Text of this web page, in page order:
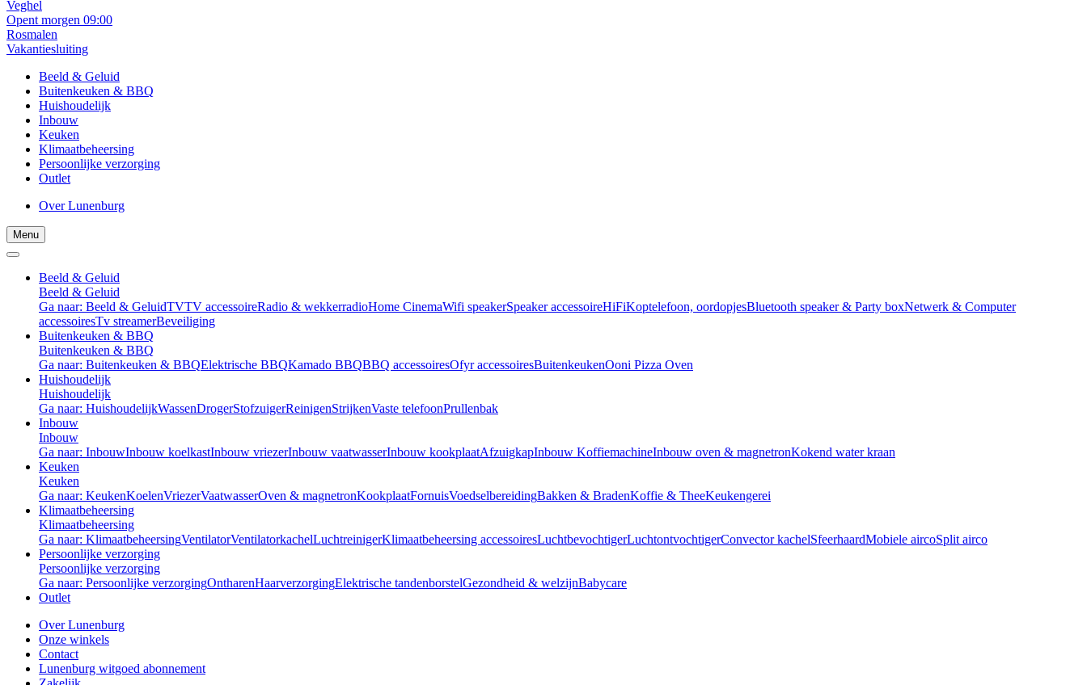
Veghel
Opent morgen 09:00
Rosmalen
Vakantiesluiting
Beeld & Geluid
Buitenkeuken & BBQ
Huishoudelijk
Inbouw
Keuken
Klimaatbeheersing
Persoonlijke verzorging
Outlet
Over Lunenburg
Menu
Beeld & Geluid
Beeld & Geluid
Ga naar: Beeld & GeluidTVTV accessoireRadio & wekkerradioHome CinemaWifi speakerSpeaker accessoireHiFiKoptelefoon, oordopjesBluetooth speaker & Party boxNetwerk & Computer
accessoiresTv streamerBeveiliging
Buitenkeuken & BBQ
Buitenkeuken & BBQ
Ga naar: Buitenkeuken & BBQElektrische BBQKamado BBQBBQ accessoiresOfyr accessoiresBuitenkeukenOoni Pizza Oven
Huishoudelijk
Huishoudelijk
Ga naar: HuishoudelijkWassenDrogerStofzuigerReinigenStrijkenVaste telefoonPrullenbak
Inbouw
Inbouw
Ga naar: InbouwInbouw koelkastInbouw vriezerInbouw vaatwasserInbouw kookplaatAfzuigkapInbouw KoffiemachineInbouw oven & magnetronKokend water kraan
Keuken
Keuken
Ga naar: KeukenKoelenVriezerVaatwasserOven & magnetronKookplaatFornuisVoedselbereidingBakken & BradenKoffie & TheeKeukengerei
Klimaatbeheersing
Klimaatbeheersing
Ga naar: KlimaatbeheersingVentilatorVentilatorkachelLuchtreinigerKlimaatbeheersing accessoiresLuchtbevochtigerLuchtontvochtigerConvector kachelSfeerhaardMobiele aircoSplit airco
Persoonlijke verzorging
Persoonlijke verzorging
Ga naar: Persoonlijke verzorgingOntharenHaarverzorgingElektrische tandenborstelGezondheid & welzijnBabycare
Outlet
Over Lunenburg
Onze winkels
Contact
Lunenburg witgoed abonnement